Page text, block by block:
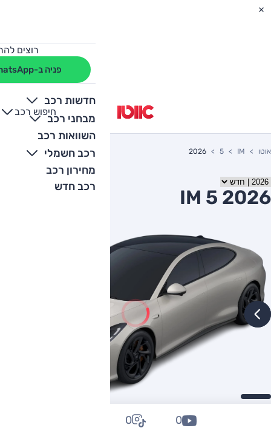
רוצים
פניה ב-WhatsApp
חדשות רכב
מבחני רכב
השוואות רכב
רכב חשמלי
מחירון רכב
רכב חדש
חיפוש רכב
+
-
אוטו IM
5
2026
IM 5 2026
0
0